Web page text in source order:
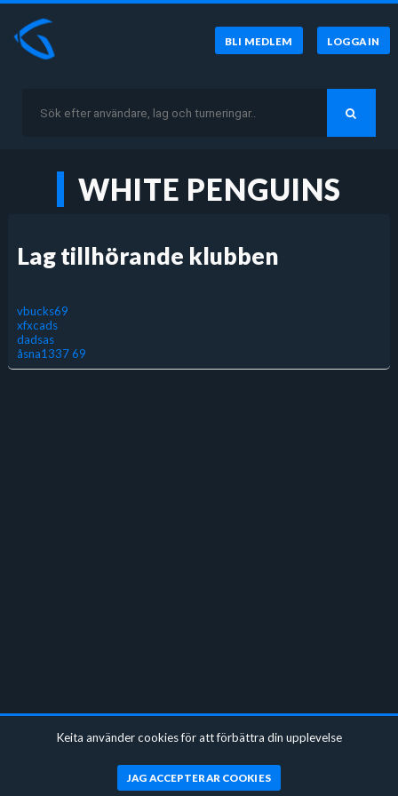
BLI MEDLEM LOGGA IN
WHITE PENGUINS
Lag tillhörande klubben
vbucks69
xfxcads
dadsas
åsna1337 69
Keita använder cookies för att förbättra din upplevelse
JAG ACCEPTERAR COOKIES